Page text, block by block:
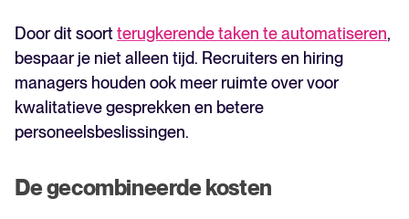
Door dit soortterugkerende taken te automatiseren,
bespaar je niet alleen tijd. Recruiters en hiring
managers houden ook meer ruimte over voor
kwalitatieve gesprekken en betere
personeelsbeslissingen.
De gecombineerde kosten